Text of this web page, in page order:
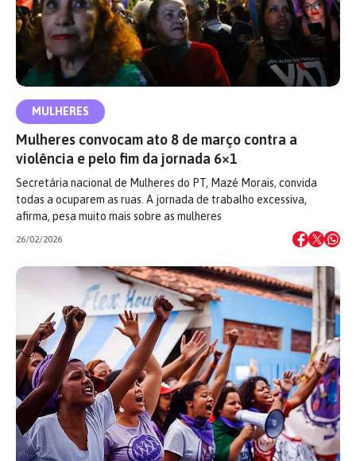
MULHERES
Mulheres convocam ato 8 de março contra a
violência e pelo fim da jornada 6×1
Secretária nacional de Mulheres do PT, Mazé Morais, convida
todas a ocuparem as ruas. A jornada de trabalho excessiva,
afirma, pesa muito mais sobre as mulheres
26/02/2026